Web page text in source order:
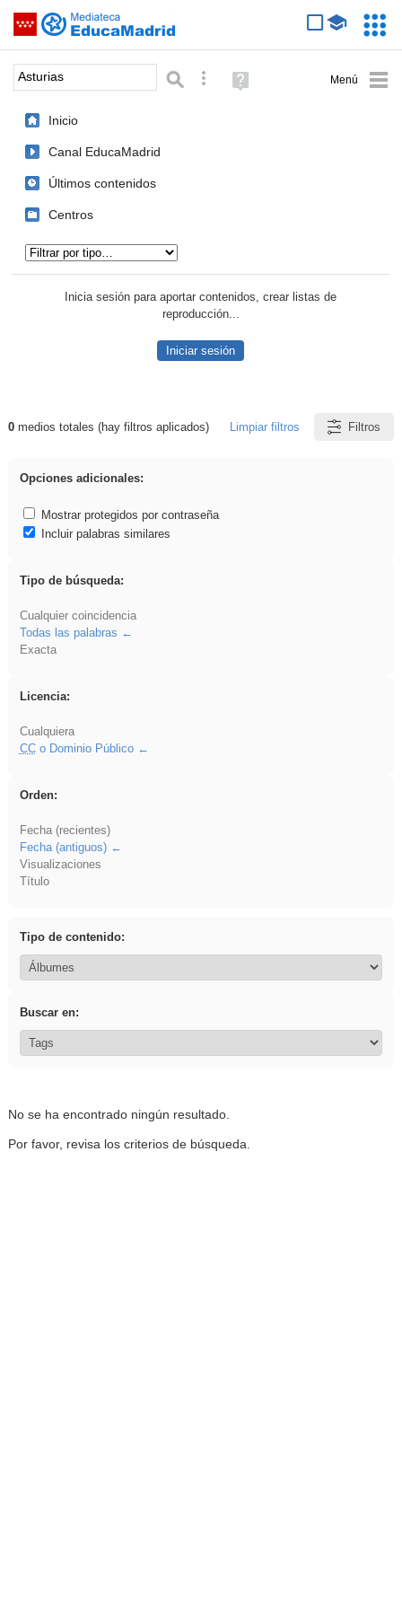
Saltar navegación
Palabra o frase: Búsqueda avanzada
Ayuda
(en
Inicio
Canal EducaMadrid
Últimos contenidos
Centros
Inicia sesión para aportar contenidos, crear listas de
reproducción...
Iniciar sesión
Resultados de: Asturias
0medios totales (hay filtros aplicados) Limpiar filtros Filtros
Opciones adicionales:
Mostrar protegidos por contraseña
Incluir palabras similares
Tipo de búsqueda:
Cualquier coincidencia
Todas las palabras
Exacta
Licencia:
Cualquiera
CCo Dominio Público
Orden:
Fecha (recientes)
Fecha (antiguos)
Visualizaciones
Título
Tipo de contenido:
Buscar en:
No se ha encontrado ningún resultado.
Por favor, revisa los criterios de búsqueda.